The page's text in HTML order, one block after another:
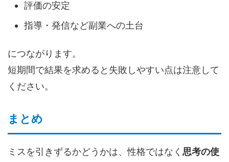
評価の安定
指導・発信など副業への土台
につながります。
短期間で結果を求めると失敗しやすい点は注意して
ください。
まとめ
ミスを引きずるかどうかは、性格ではなく 思考の使